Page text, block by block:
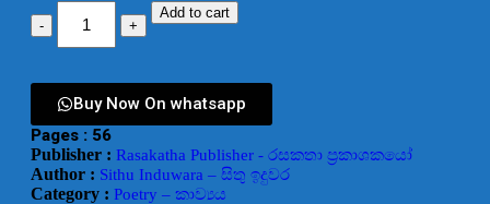
Add to cart
Buy Now On whatsapp
Pages : 56
Publisher : Rasakatha Publisher - රසකතා ප්‍රකාශකයෝ
Author : Sithu Induwara – සිතු ඉදුවර
Category : Poetry – කාව්‍යය